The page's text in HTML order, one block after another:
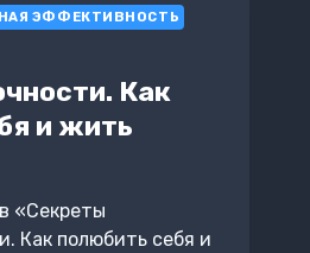
ЭФФЕКТИВНОСТЬ
Как
и жить
«Секреты
Как полюбить себя и